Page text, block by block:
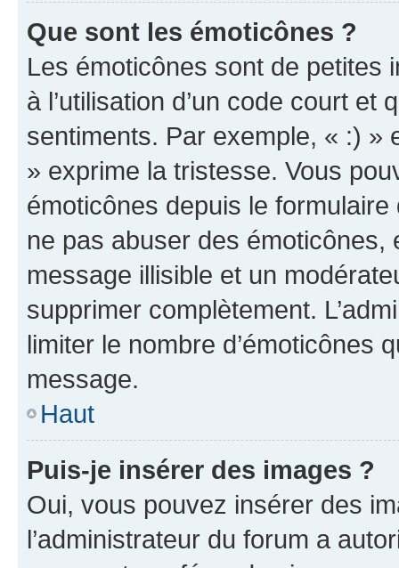
Que sont les émoticônes ?
Les émoticônes sont de petites
à l’utilisation d’un code court et
sentiments. Par exemple, « :) »
» exprime la tristesse. Vous
émoticônes depuis le
ne pas abuser des
message illisible et un
supprimer complètement.
limiter le nombre d’émoticônes
message.
Haut
Puis-je insérer des images ?
Oui, vous pouvez insérer des
l’administrateur du forum a